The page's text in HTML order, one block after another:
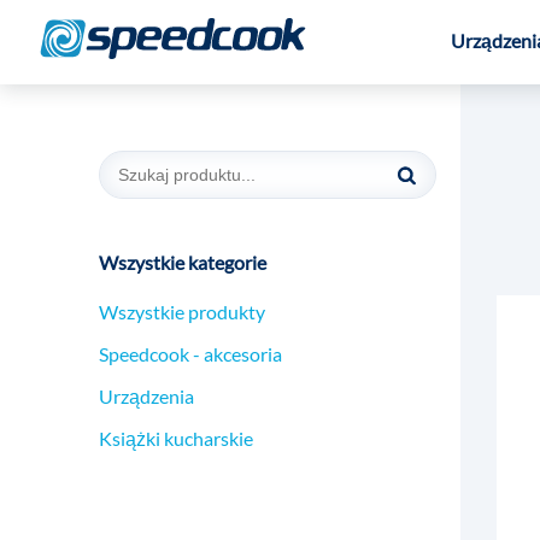
Wszystkie kategorie
Wszystkie produkty
Speedcook - akcesoria
Urządzenia
Książki kucharskie